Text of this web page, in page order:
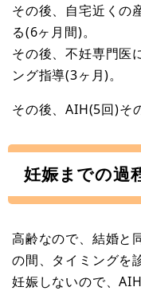
その後、自宅近くの
る(6ヶ月間)。
その後、不妊専門医
ング指導(3ヶ月)。
その後、AIH(5回)そ
妊娠までの過
高齢なので、結婚と
の間、タイミングを
妊娠しないので、